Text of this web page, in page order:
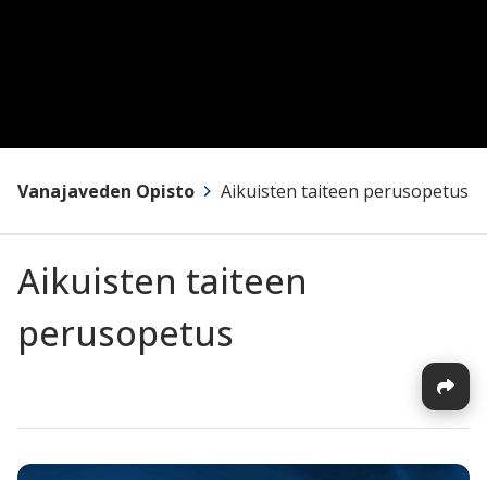
Vanajaveden Opisto Aikuisten taiteen perusopetus
Aikuisten taiteen
perusopetus